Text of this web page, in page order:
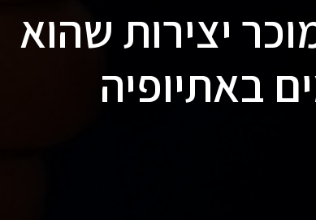
פלא בן 13, מוכר יצירות שהוא
באתיופיה